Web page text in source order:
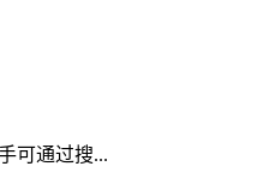
可通过搜...